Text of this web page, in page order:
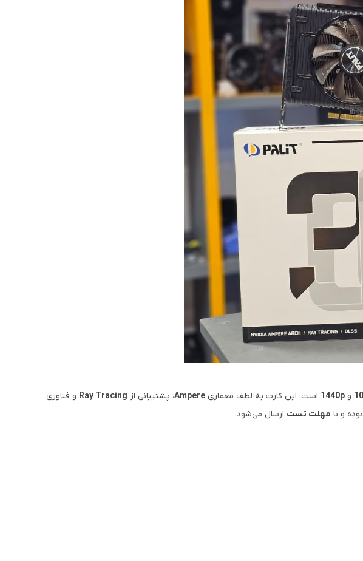
و 1440p است. این کارت به لطف معماری Ampere، پشتیبانی از Ray Tracing و فناوری
بوده و با مهلت تست ارسال می‌شود.